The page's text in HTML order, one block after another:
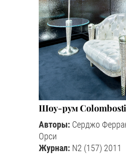
Шоу-рум
Авторы: Серджо
Орси
Журнал: N2 (157) 2011